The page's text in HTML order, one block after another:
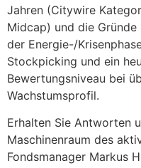
Jahren (Citywire
Midcap) und die
der Energie-/
Stockpicking und ein
Bewertungsniveau bei
Wachstumsprofil.
Erhalten Sie Antworten
Maschinenraum des
Fondsmanager Markus